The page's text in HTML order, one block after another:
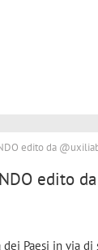
edito da
edito
Paesi in via